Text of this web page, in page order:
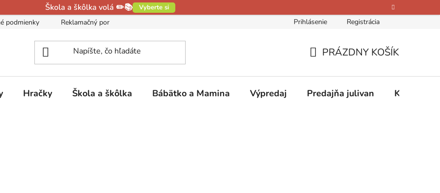
Škola a škôlka volá ✏️📚 Vyberte si
podmienky Reklamačný poriadok Kontakty O nás Hodnotenie obchodu
Prihlásenie Registrácia
KOŠÍK
PRÁZDNY KOŠÍK
Hračky Škola a škôlka Bábätko a Mamina Výpredaj Predajňa julivan Kontakty